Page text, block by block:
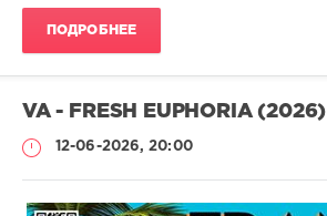
ПОДРОБНЕЕ
VA - FRESH EUPHORIA (2026)
12-06-2026, 20:00